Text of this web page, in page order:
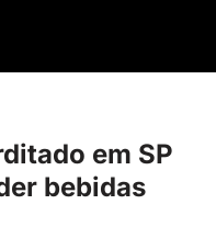
em SP
bebidas